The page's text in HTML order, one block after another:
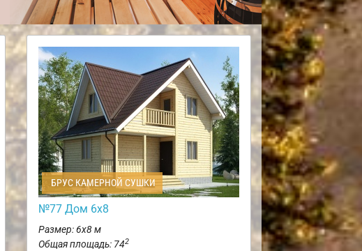
БРУС КАМЕРНОЙ СУШКИ
№77 Дом 6х8
Размер: 6х8 м
Общая площадь: 742